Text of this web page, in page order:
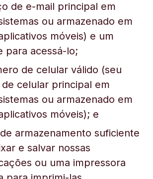
de e-mail principal em
ou armazenado em
móveis) e um
para acessá-lo;
de celular válido (seu
celular principal em
ou armazenado em
móveis); e
armazenamento suficiente
e salvar nossas
ou uma impressora